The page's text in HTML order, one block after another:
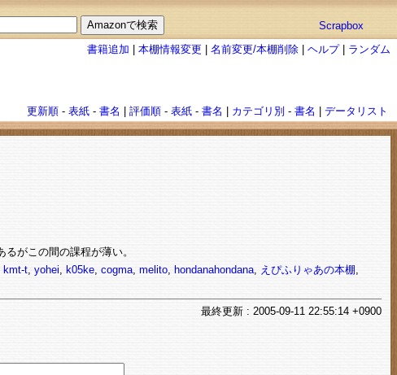
Scrapbox
書籍追加 |本棚情報変更 |名前変更/本棚削除 |ヘルプ| ランダム
更新順 -表紙 -書名 |評価順 -表紙 -書名 カテゴリ別 -書名 |データリスト
がこの間の課程が薄い。
kmt-t, yohei, k05ke, cogma, melito, hondanahondana, えぴふりゃあの本棚,
最終更新: 2005-09-11 22:55:14 +0900